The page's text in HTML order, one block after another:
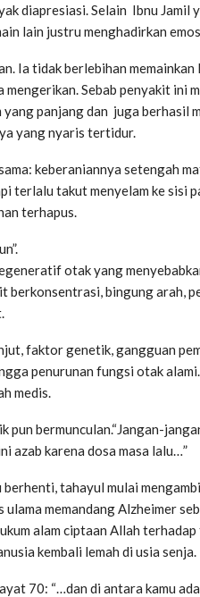
diapresiasi. Selain Ibnu Jamil
lain justru menghadirkan
Ia tidak berlebihan
Sebab penyakit ini
panjang dan juga berhasil
yang nyaris tertidur.
keberaniannya setengah
terlalu takut menyelam ke sisi
terhapus.
otak yang
berkonsentrasi, bingung arah,
faktor genetik, gangguan
penurunan fungsi otak
medis.
pun bermunculan.“Jangan-
azab karena dosa masa lalu…”
tahayul mulai
ulama memandang Alzheimer
alam ciptaan Allah
kembali lemah di usia senja.
70: “…dan di antara kamu